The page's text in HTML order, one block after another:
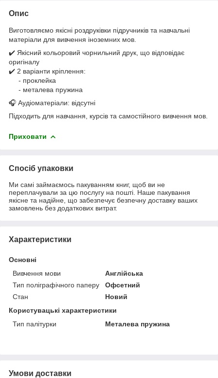
Опис
Виготовляємо якісні роздруківки підручників та навчальні
матеріали для вивчення іноземних мов.
✔️ Якісний кольоровий чорнильний друк, що відповідає
оригіналу
✔️ 2 варіанти кріплення:
- проклейка
- металева пружина
🎧 Аудіоматеріали: відсутні
Підходить для навчання, курсів та самостійного вивчення мов.
Приховати
Спосіб упаковки
Ми самі займаємось пакуванням книг, щоб ви не
переплачували за цю послугу на пошті. Наше пакування
якісне та надійне, що забезпечує безпечну доставку ваших
замовлень без додаткових витрат.
Характеристики
Основні
Вивчення мови
Англійська
Тип поліграфічного паперу
Офсетний
Стан
Новий
Користувацькі характеристики
Тип палітурки
Металева пружина
Умови доставки